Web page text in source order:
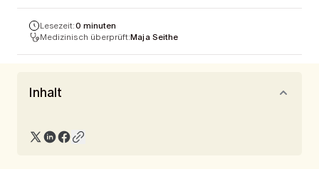
Lesezeit:0 minuten
Medizinisch überprüft:Maja Seithe
Inhalt